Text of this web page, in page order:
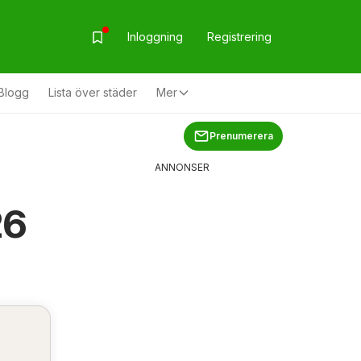
Inloggning Registrering
Lista över städer Mer
Prenumerera
ANNONSER